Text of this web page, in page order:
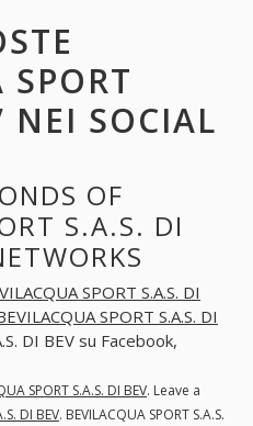
SPORT
NEI SOCIAL
OF
S.A.S. DI
SPORT S.A.S. DI
SPORT S.A.S. DI
DI BEV su Facebook,
SPORT S.A.S. DI BEV. Leave a
DI BEV. BEVILACQUA SPORT S.A.S.